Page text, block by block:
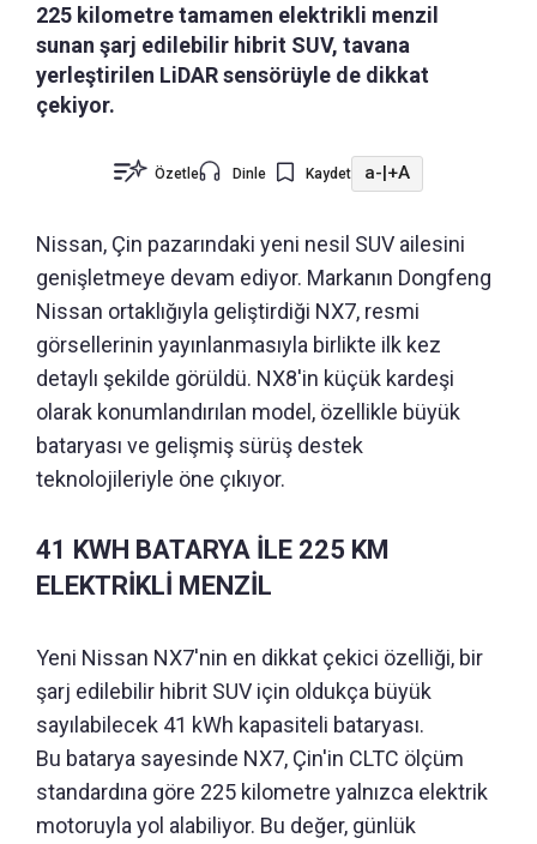
225 kilometre tamamen elektrikli menzil
sunan şarj edilebilir hibrit SUV, tavana
yerleştirilen LiDAR sensörüyle de dikkat
çekiyor.
Özetle Dinle Kaydet a-|+A
Nissan, Çin pazarındaki yeni nesil SUV ailesini
genişletmeye devam ediyor. Markanın Dongfeng
Nissan ortaklığıyla geliştirdiği NX7, resmi
görsellerinin yayınlanmasıyla birlikte ilk kez
detaylı şekilde görüldü. NX8'in küçük kardeşi
olarak konumlandırılan model, özellikle büyük
bataryası ve gelişmiş sürüş destek
teknolojileriyle öne çıkıyor.
41 KWH BATARYA İLE 225 KM
ELEKTRİKLİ MENZİL
Yeni Nissan NX7'nin en dikkat çekici özelliği, bir
şarj edilebilir hibrit SUV için oldukça büyük
sayılabilecek 41 kWh kapasiteli bataryası.
Bu batarya sayesinde NX7, Çin'in CLTC ölçüm
standardına göre 225 kilometre yalnızca elektrik
motoruyla yol alabiliyor. Bu değer, günlük